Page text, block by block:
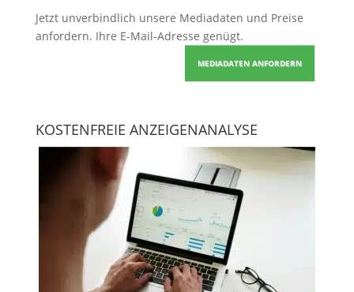
Jetzt unverbindlich unsere Mediadaten und Preise
anfordern. Ihre E-Mail-Adresse genügt.
MEDIADATEN ANFORDERN
KOSTENFREIE ANZEIGENANALYSE